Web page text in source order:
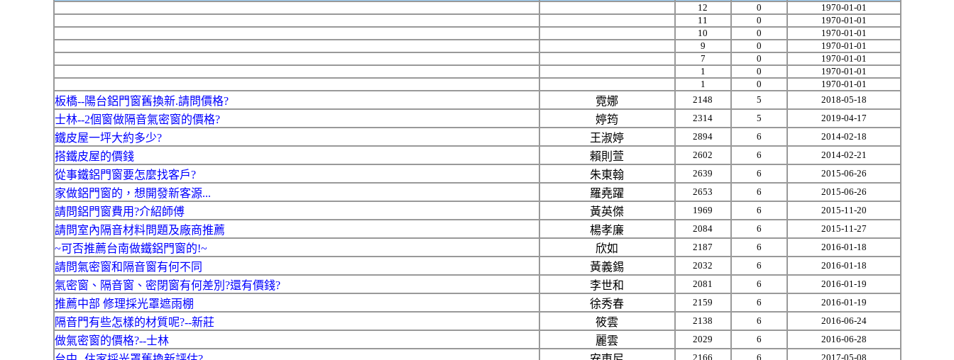
12 0
1970-01-01
11
0
1970-01-01
10
0
1970-01-01
9
0
1970-01-01
7
0
1970-01-01
1
0
1970-01-01
1
0 1970-01-01
板橋--陽台鋁門窗舊換新.請問價格? 霓娜 2148 5 2018-05-18
士林--2個窗做隔音氣密窗的價格? 婷筠 2314 5 2019-04-17
鐵皮屋一坪大約多少? 王淑婷 2894 6 2014-02-18
搭鐵皮屋的價錢 賴則萱 2602 6 2014-02-21
從事鐵鋁門窗要怎麼找客戶? 朱東翰 2639 6 2015-06-26
家做鋁門窗的，想開發新客源... 羅堯躍 2653 6 2015-06-26
請問鋁門窗費用?介紹師傅 黃英傑 1969 6 2015-11-20
請問室內隔音材料問題及廠商推薦 楊孝廉 2084 6 2015-11-27
~可否推薦台南做鐵鋁門窗的!~ 欣如 2187 6 2016-01-18
請問氣密窗和隔音窗有何不同 黃義錫 2032 6 2016-01-18
氣密窗、隔音窗、密閉窗有何差別?還有價錢? 李世和 2081 6 2016-01-19
推薦中部 修理採光罩遮雨棚 徐秀春 2159 6 2016-01-19
隔音門有些怎樣的材質呢?--新莊 筱雲 2138 6 2016-06-24
做氣密窗的價格?--士林 麗雲 2029 6 2016-06-28
2166 6 2017-05-08